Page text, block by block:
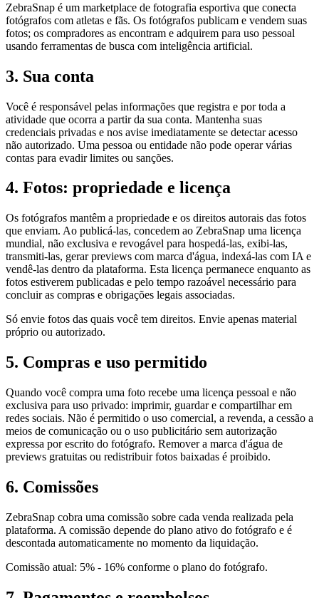
ZebraSnap é um marketplace de fotografia esportiva que conecta
fotógrafos com atletas e fãs. Os fotógrafos publicam e vendem suas
fotos; os compradores as encontram e adquirem para uso pessoal
usando ferramentas de busca com inteligência artificial.
3. Sua conta
Você é responsável pelas informações que registra e por toda a
atividade que ocorra a partir da sua conta. Mantenha suas
credenciais privadas e nos avise imediatamente se detectar acesso
não autorizado. Uma pessoa ou entidade não pode operar várias
contas para evadir limites ou sanções.
4. Fotos: propriedade e licença
Os fotógrafos mantêm a propriedade e os direitos autorais das fotos
que enviam. Ao publicá-las, concedem ao ZebraSnap uma licença
mundial, não exclusiva e revogável para hospedá-las, exibi-las,
transmiti-las, gerar previews com marca d'água, indexá-las com IA e
vendê-las dentro da plataforma. Esta licença permanece enquanto as
fotos estiverem publicadas e pelo tempo razoável necessário para
concluir as compras e obrigações legais associadas.
Só envie fotos das quais você tem direitos. Envie apenas material
próprio ou autorizado.
5. Compras e uso permitido
Quando você compra uma foto recebe uma licença pessoal e não
exclusiva para uso privado: imprimir, guardar e compartilhar em
redes sociais. Não é permitido o uso comercial, a revenda, a cessão a
meios de comunicação ou o uso publicitário sem autorização
expressa por escrito do fotógrafo. Remover a marca d'água de
previews gratuitas ou redistribuir fotos baixadas é proibido.
6. Comissões
ZebraSnap cobra uma comissão sobre cada venda realizada pela
plataforma. A comissão depende do plano ativo do fotógrafo e é
descontada automaticamente no momento da liquidação.
Comissão atual: 5% - 16% conforme o plano do fotógrafo.